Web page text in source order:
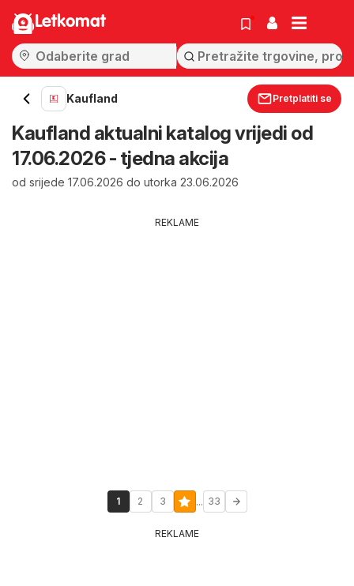
Letkomat
Kaufland Pretplatiti se
Kaufland aktualni katalog vrijedi od
17.06.2026 - tjedna akcija
od srijede 17.06.2026 do utorka 23.06.2026
REKLAME
1 2 3 ... 33
REKLAME